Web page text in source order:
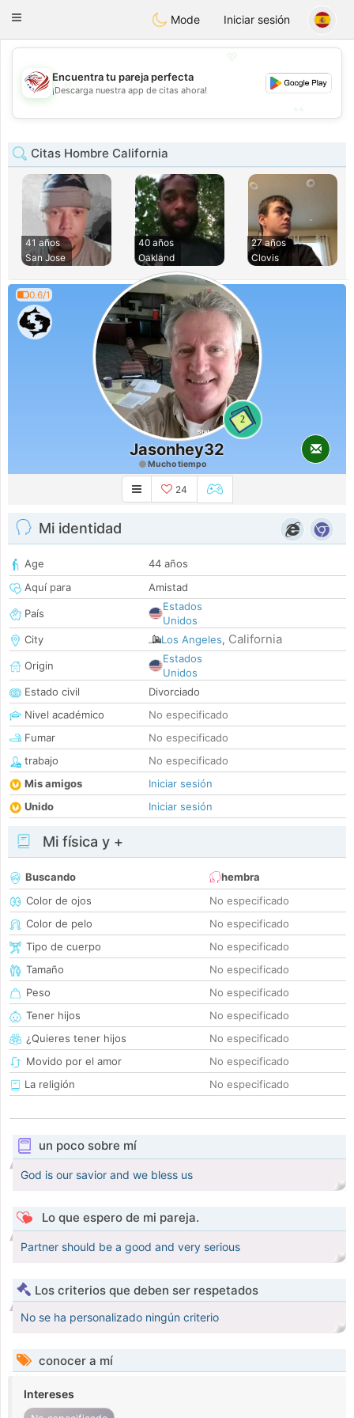
StatesDating
Toggle
Mode Iniciar sesión
💖
💕
Encuentra tu pareja perfecta
¡Descarga nuestra app de citas ahora!
Citas Hombre California
41 años
San Jose
40 años
Oakland
27 años
Clovis
0.6/1
2
Jasonhey32
Mucho tiempo
24
Mi identidad
Age
44 años
Aquí para
Amistad
País
Estados
Unidos
City
Los Angeles, California
Origin
Estados
Unidos
Estado civil
Divorciado
Nivel académico
No especificado
Fumar
No especificado
trabajo
No especificado
Mis amigos
Iniciar sesión
Unido
Iniciar sesión
Mi física y +
Buscando
hembra
Color de ojos
No especificado
Color de pelo
No especificado
Tipo de cuerpo
No especificado
Tamaño
No especificado
Peso
No especificado
Tener hijos
No especificado
¿Quieres tener hijos
No especificado
Movido por el amor
No especificado
La religión
No especificado
un poco sobre mí
God is our savior and we bless us
Lo que espero de mi pareja.
Partner should be a good and very serious
Los criterios que deben ser respetados
No se ha personalizado ningún criterio
conocer a mí
Intereses